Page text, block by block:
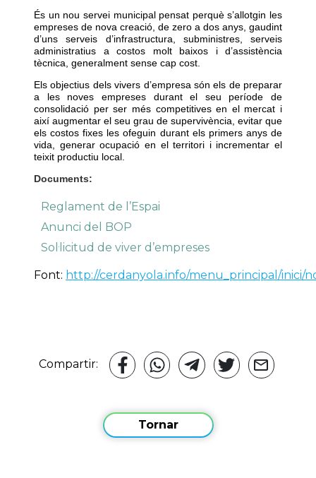
És un nou servei municipal pensat perquè s’allotgin les
empreses de nova creació, de zero a dos anys, gaudint
d’uns serveis d’infrastructura, subministres, serveis
administratius a costos molt baixos i d’assistència
tècnica, generalment sense cap cost.
Els objectius dels vivers d’empresa són els de preparar
a les noves empreses durant el seu període de
consolidació per ser més competitives en el mercat i
així augmentar el seu grau de supervivència, evitar que
els costos fixes les ofeguin durant els primers anys de
vida, generar ocupació en el territori i incrementar el
teixit productiu local.
Documents:
Reglament de l’Espai
Anunci del BOP
Sol·licitud de viver d’empreses
Font: http://cerdanyola.info/menu_principal/inici/
Compartir:
Tornar